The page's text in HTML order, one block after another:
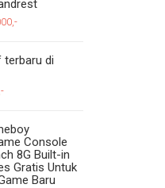
di
Console
8G Built-in
Gratis Untuk
Baru